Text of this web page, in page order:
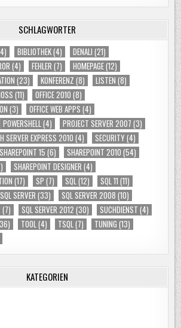
SCHLAGWÖRTER
BIBLIOTHEK(4) DENALI (21)
(4) FEHLER (7) HOMEPAGE(12)
(23) KONFERENZ (8) LISTEN (8)
(11) OFFICE 2010 (8)
(3) OFFICE WEB APPS (4)
POWERSHELL (4) PROJECT SERVER 2007 (3)
SERVER EXPRESS 2010 (4) SECURITY(4)
SHAREPOINT 15 (6) SHAREPOINT 2010 (54)
SHAREPOINT DESIGNER (4)
(17) SP (7) SQL (12) SQL 11 (11)
SQL SERVER (33) SQL SERVER 2008 (10)
(7) SQL SERVER 2012 (30) SUCHDIENST (4)
TOOL (4) TSQL (7) TUNING (13)
KATEGORIEN